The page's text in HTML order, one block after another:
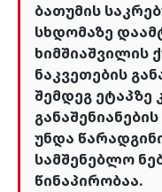
ბათუმის
სხდომაზე
ხიმშიაშვილის
ნაკვეთების
შემდეგ ეტაპზე
უნდა
სამშენებლო
წინაპირობაა.